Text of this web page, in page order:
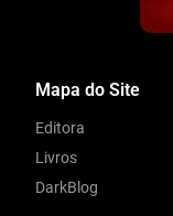
Mapa do Site
Editora
Livros
DarkBlog